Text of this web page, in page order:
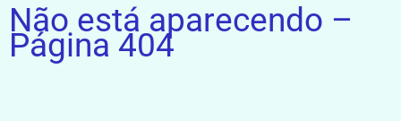
Não está aparecendo –
Página 404